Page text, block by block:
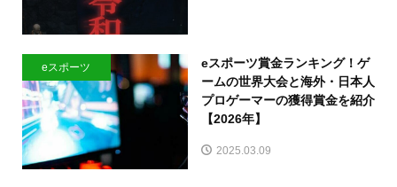
eスポーツ
eスポーツ賞金ランキング！ゲ
ームの世界大会と海外・日本人
プロゲーマーの獲得賞金を紹介
【2026年】
2025.03.09